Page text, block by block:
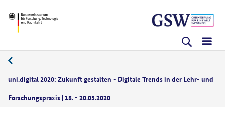
zum
(Eingabetaste)
zum
(Eingabetaste)
zur
(Eingabetaste)
BMFTR
uni.digital 2020: Zukunft gestalten - Digitale Trends in der Lehr- und
Forschungspraxis | 18. - 20.03.2020